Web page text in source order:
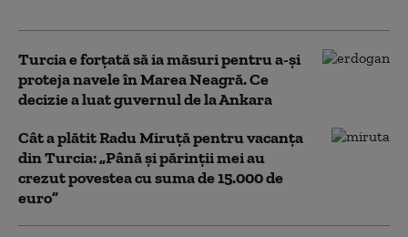
Turcia e forțată să ia măsuri pentru a-și
proteja navele în Marea Neagră. Ce
decizie a luat guvernul de la Ankara
Cât a plătit Radu Miruță pentru vacanța
din Turcia: „Până și părinții mei au
crezut povestea cu suma de 15.000 de
euro”